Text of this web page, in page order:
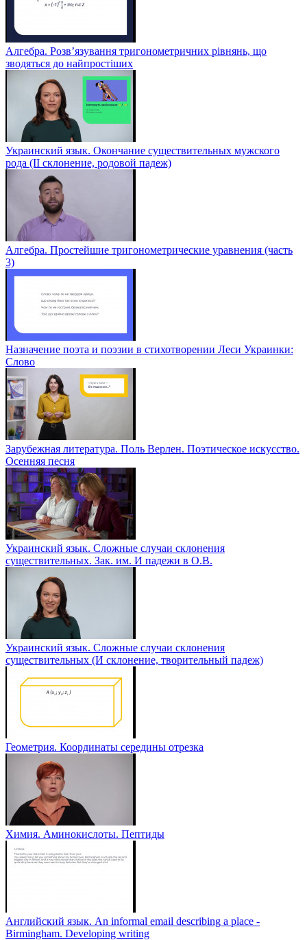
Алгебра. Розв’язування тригонометричних рівнянь, що
зводяться до найпростіших
Украинский язык. Окончание существительных мужского
рода (II склонение, родовой падеж)
Алгебра. Простейшие тригонометрические уравнения (часть
3)
Назначение поэта и поэзии в стихотворении Леси Украинки:
Слово
Зарубежная литература. Поль Верлен. Поэтическое искусство.
Осенняя песня
Украинский язык. Сложные случаи склонения
существительных. Зак. им. И падежи в О.В.
Украинский язык. Сложные случаи склонения
существительных (И склонение, творительный падеж)
Геометрия. Координаты середины отрезка
Химия. Аминокислоты. Пептиды
Английский язык. An informal email describing a place -
Birmingham. Developing writing